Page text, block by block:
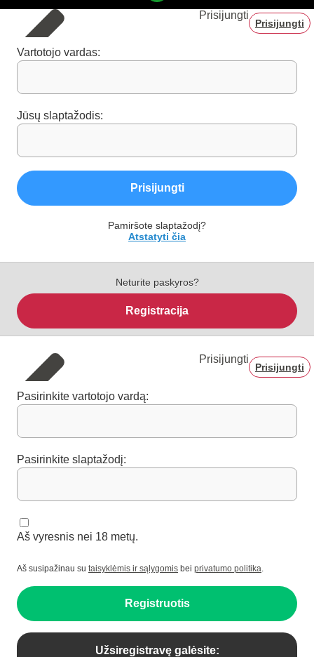
Prisijungti
Prisijungti
Vartotojo vardas:
Jūsų slaptažodis:
Prisijungti
Pamiršote slaptažodį?
Atstatyti čia
Neturite paskyros?
Registracija
Prisijungti
Prisijungti
Pasirinkite vartotojo vardą:
Pasirinkite slaptažodį:
Aš vyresnis nei 18 metų.
Aš susipažinau su taisyklėmis ir sąlygomis bei privatumo politika.
Registruotis
Užsiregistravę galėsite: